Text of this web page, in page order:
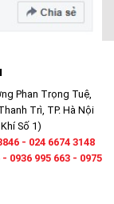
Phan Trọng Tuệ,
Trì, TP. Hà Nội
Số 1)
- 024 6674 3148
- 0936 995 663 - 0975